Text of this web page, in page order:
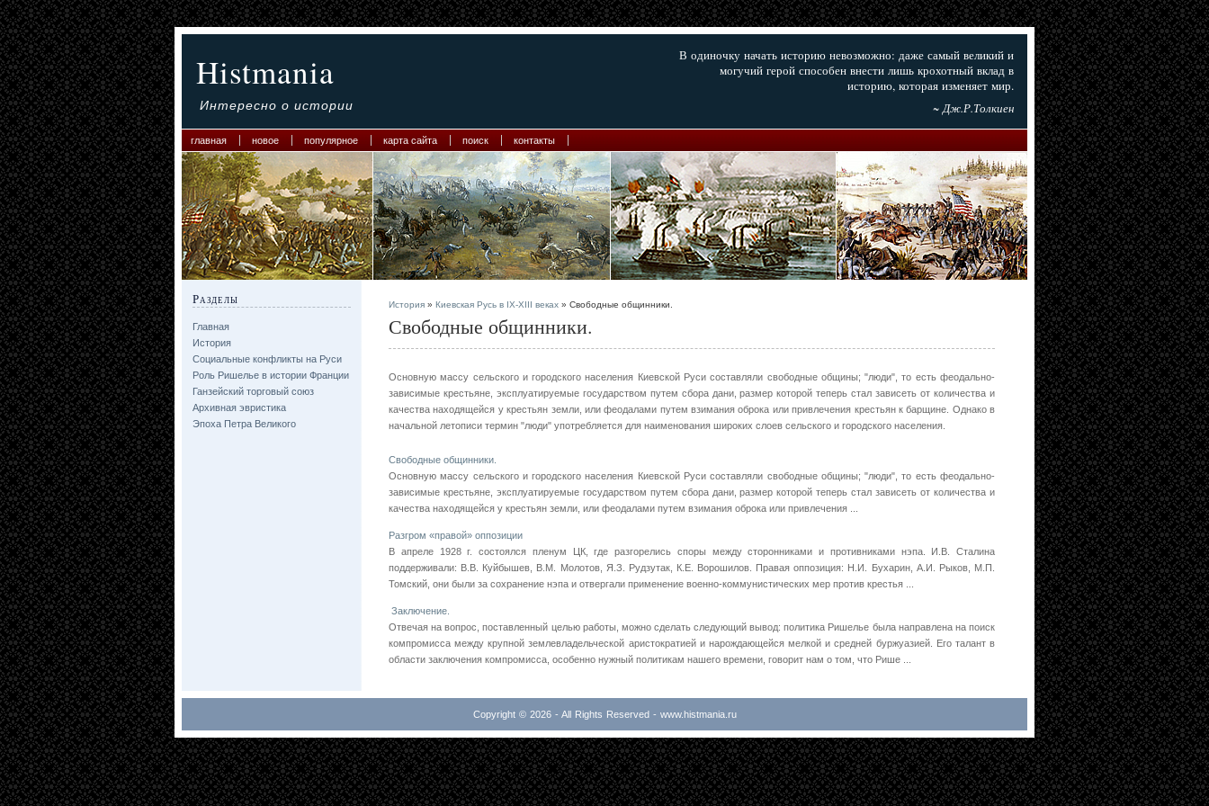
Histmania
Интересно о истории
В одиночку начать историю невозможно: даже самый великий и
могучий герой способен внести лишь крохотный вклад в
историю, которая изменяет мир.
~ Дж.Р.Толкиен
главная новое популярное карта сайта поиск контакты
Разделы
Главная
История
Социальные конфликты на Руси
Роль Ришелье в истории Франции
Ганзейский торговый союз
Архивная эвристика
Эпоха Петра Великого
История » Киевская Русь в IX-XIII веках » Свободные общинники.
Свободные общинники.
Основную массу сельского и городского населения Киевской Руси составляли свободные общины; "люди", то есть феодально-
зависимые крестьяне, эксплуатируемые государством путем сбора да­ни, размер которой теперь стал зависеть от количества и
качества находящейся у крестьян земли, или феодалами путем взимания оброка или привлечения крестьян к барщине. Однако в
начальной летописи термин "люди" употребля­ется для наименования широких слоев сельско­го и городского населения.
Свободные общинники.
Основную массу сельского и городского населения Киевской Руси составляли свободные общины; "люди", то есть феодально-
зависимые крестьяне, эксплуатируемые государством путем сбора да­ни, размер которой теперь стал зависеть от количества и
качества находящейся у крестьян земли, или феодалами путем взимания оброка или привлечения ...
Разгром «правой» оппозиции
В апреле 1928 г. состоялся пленум ЦК, где разгорелись споры между сторонниками и противниками нэпа. И.В. Сталина
поддерживали: В.В. Куйбышев, В.М. Молотов, Я.З. Рудзутак, К.Е. Ворошилов. Правая оппозиция: Н.И. Бухарин, А.И. Рыков, М.П.
Томский, они были за сохранение нэпа и отвергали применение военно-коммунистических мер против крестья ...
Заключение.
Отвечая на вопрос, поставленный целью работы, можно сделать следующий вывод: политика Ришелье была направлена на поиск
компромисса между крупной землевладельческой аристократией и нарождающейся мелкой и средней буржуазией. Его талант в
области заключения компромисса, особенно нужный политикам нашего времени, говорит нам о том, что Рише ...
Copyright © 2026 - All Rights Reserved - www.histmania.ru